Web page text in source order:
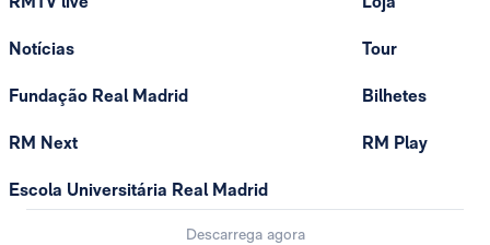
Notícias
Fundação Real Madrid
RM Next
Escola Universitária Real Madrid
Tour
Bilhetes
RM Play
Descarrega agora